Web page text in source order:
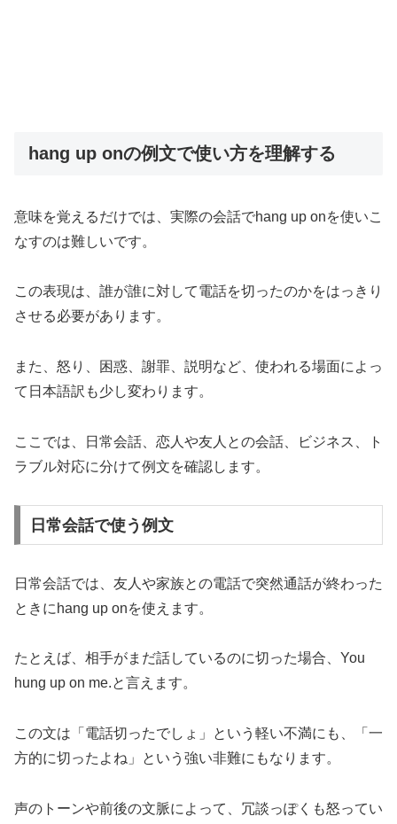
hang up onの例文で使い方を理解する
意味を覚えるだけでは、実際の会話でhang up onを使いこ
なすのは難しいです。
この表現は、誰が誰に対して電話を切ったのかをはっきり
させる必要があります。
また、怒り、困惑、謝罪、説明など、使われる場面によっ
て日本語訳も少し変わります。
ここでは、日常会話、恋人や友人との会話、ビジネス、ト
ラブル対応に分けて例文を確認します。
日常会話で使う例文
日常会話では、友人や家族との電話で突然通話が終わった
ときにhang up onを使えます。
たとえば、相手がまだ話しているのに切った場合、You
hung up on me.と言えます。
この文は「電話切ったでしょ」という軽い不満にも、「一
方的に切ったよね」という強い非難にもなります。
声のトーンや前後の文脈によって、冗談っぽくも怒ってい